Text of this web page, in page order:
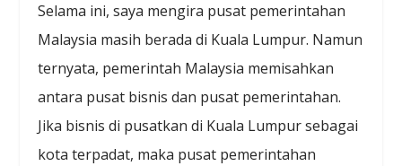
Selama ini, saya mengira pusat pemerintahan
Malaysia masih berada di Kuala Lumpur. Namun
ternyata, pemerintah Malaysia memisahkan
antara pusat bisnis dan pusat pemerintahan.
Jika bisnis di pusatkan di Kuala Lumpur sebagai
kota terpadat, maka pusat pemerintahan